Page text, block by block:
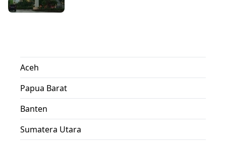
Aceh
Papua Barat
Banten
Sumatera Utara